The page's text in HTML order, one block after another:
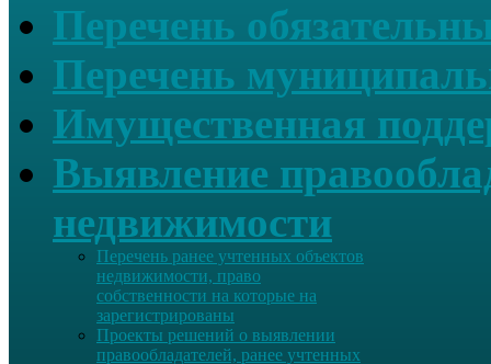
Перечень
Перечень
Имущественная
Выявление
недвижимости
Перечень ранее учтенных объектов
недвижимости, право
собственности на которые на
зарегистрированы
Проекты решений о выявлении
правообладателей, ранее учтенных